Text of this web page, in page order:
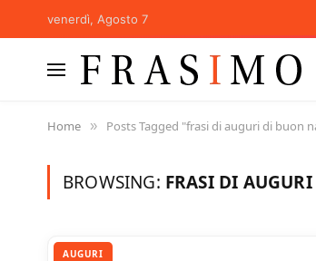
venerdì, Agosto 7
Home » Posts Tagged "frasi di auguri di buon
BROWSING: FRASI DI
AUGURI